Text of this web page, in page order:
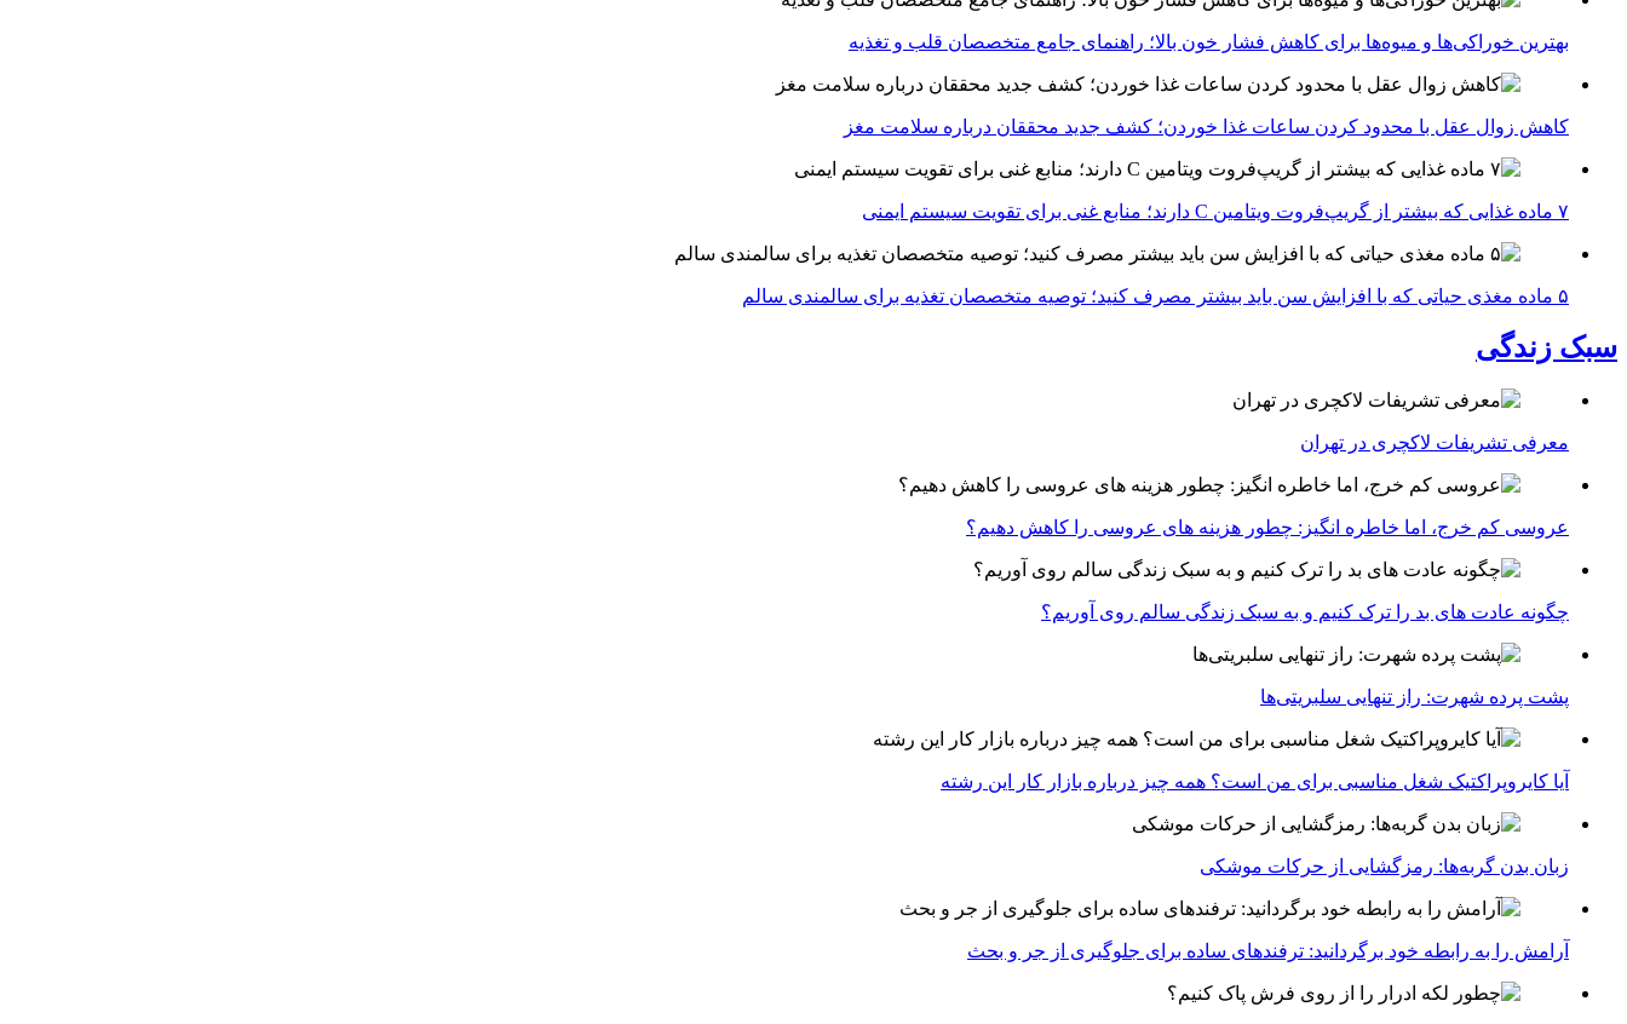
بهترین خوراکی‌ها و میوه‌ها برای کاهش فشار خون بالا؛ راهنمای جامع متخصصان قلب و تغذیه
کاهش زوال عقل با محدود کردن ساعات غذا خوردن؛ کشف جدید محققان درباره سلامت مغز
۷ ماده غذایی که بیشتر از گریپ‌فروت ویتامین C دارند؛ منابع غنی برای تقویت سیستم ایمنی
۵ ماده مغذی حیاتی که با افزایش سن باید بیشتر مصرف کنید؛ توصیه متخصصان تغذیه برای سالمندی سالم
سبک زندگی
معرفی تشریفات لاکچری در تهران
عروسی کم خرج، اما خاطره انگیز: چطور هزینه های عروسی را کاهش دهیم؟
چگونه عادت‌ های بد را ترک کنیم و به سبک زندگی سالم روی آوریم؟
پشت پرده شهرت: راز تنهایی سلبریتی‌ها
آیا کایروپراکتیک شغل مناسبی برای من است؟ همه چیز درباره بازار کار این رشته
زبان بدن گربه‌ها: رمزگشایی از حرکات موشکی
آرامش را به رابطه خود برگردانید: ترفندهای ساده برای جلوگیری از جر و بحث